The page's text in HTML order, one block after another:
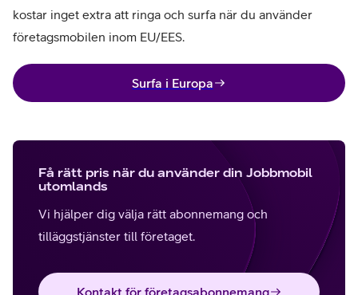
kostar inget extra att ringa och surfa när du använder
företagsmobilen inom EU/EES.
Surfa i Europa
Få rätt pris när du använder din Jobbmobil
utomlands
Vi hjälper dig välja rätt abonnemang och
tilläggstjänster till företaget.
Kontakt för företagsabonnemang